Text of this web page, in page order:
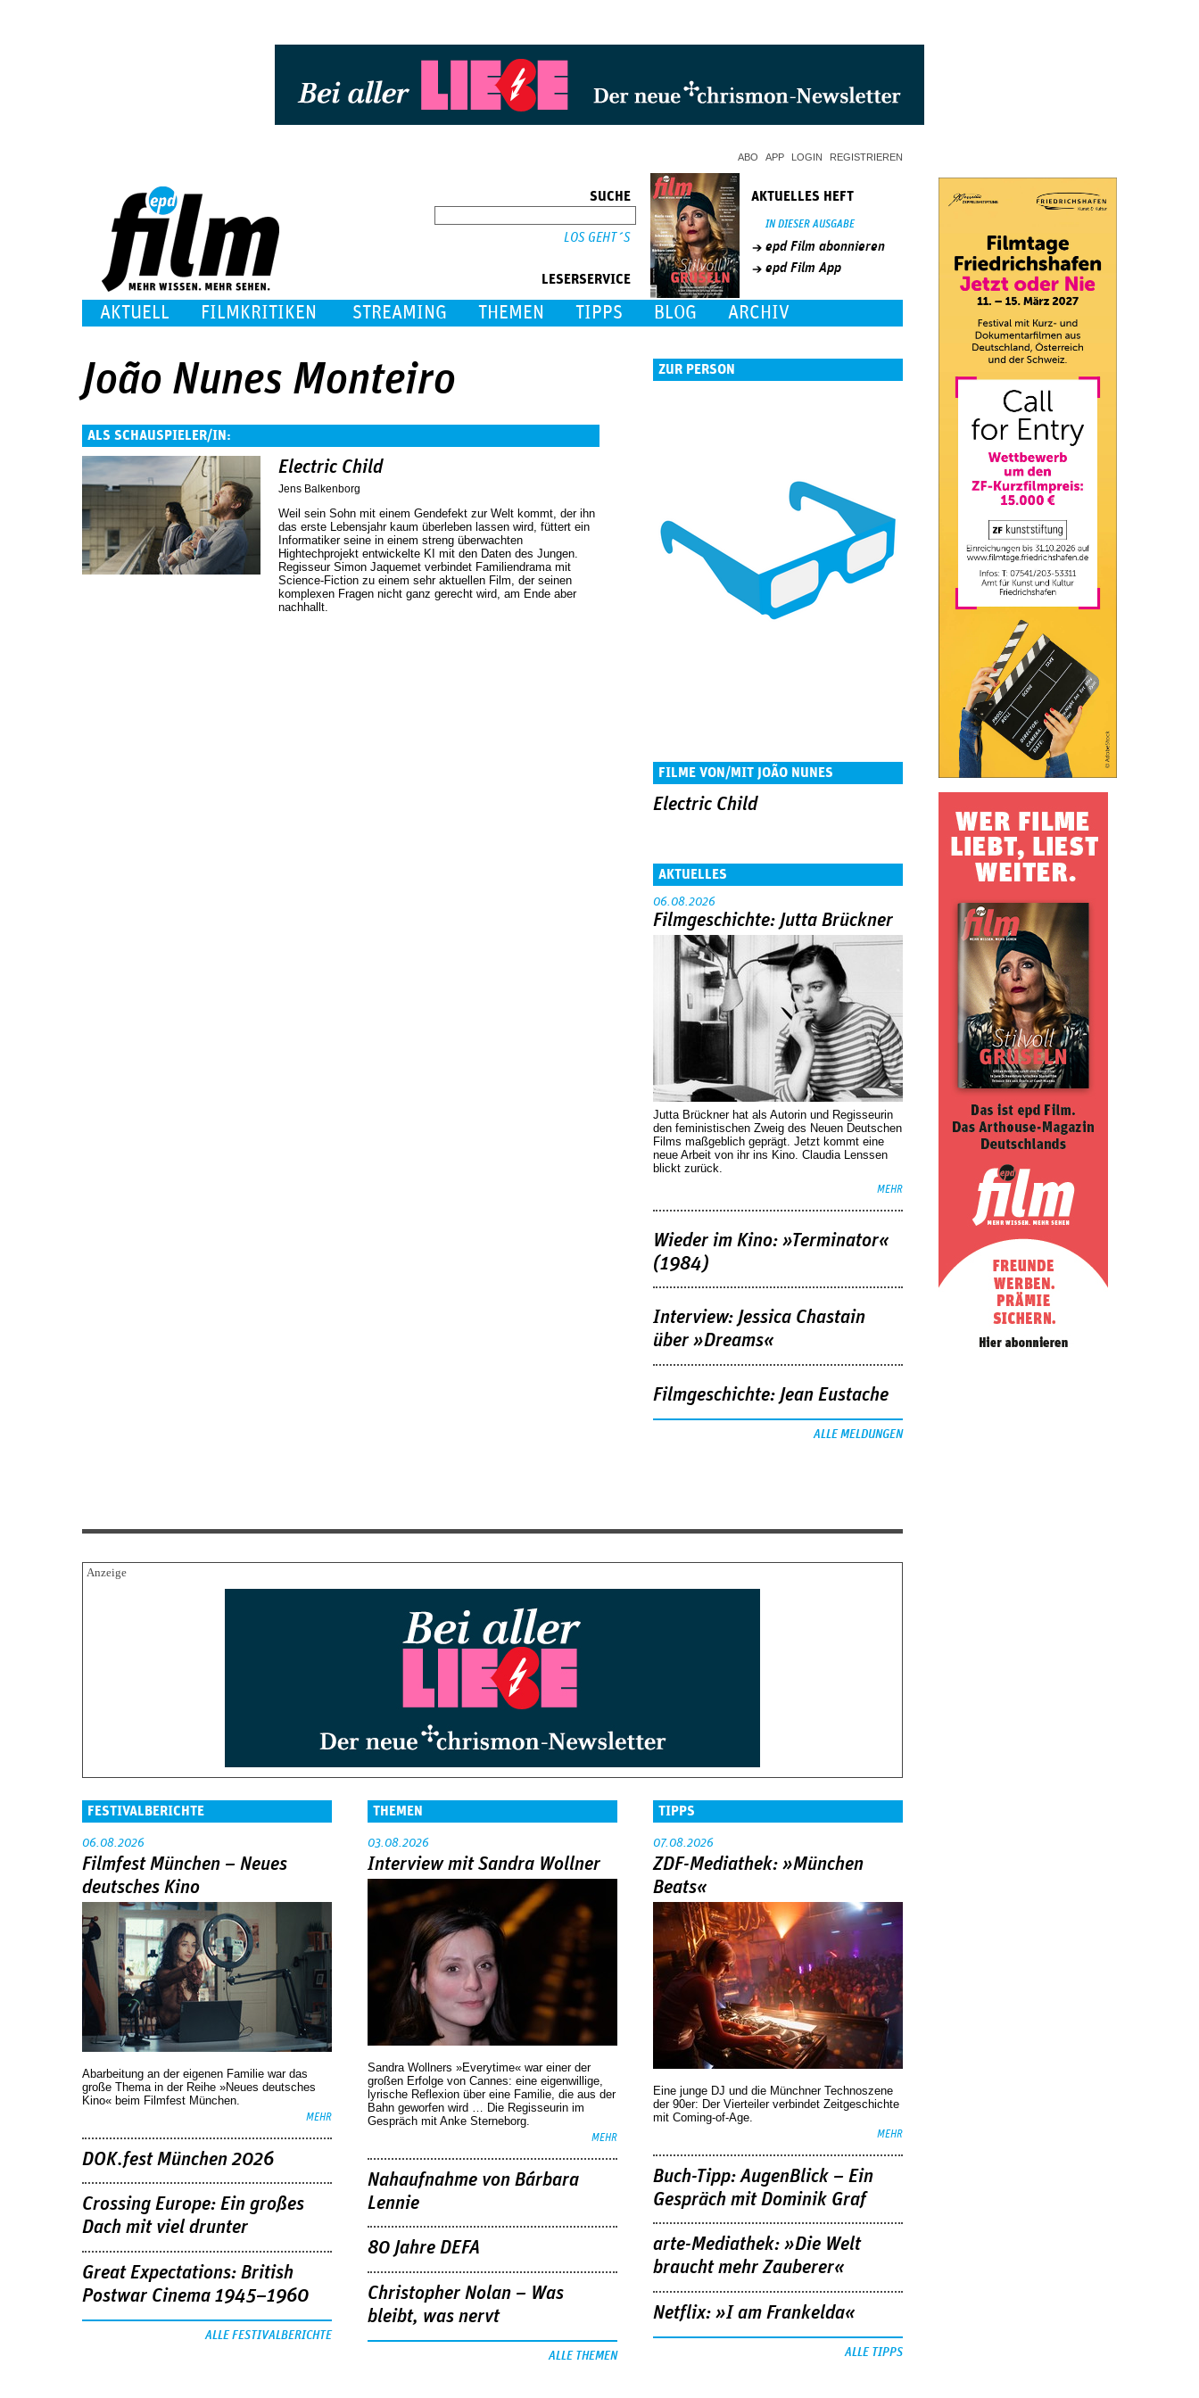
ABO APP LOGIN REGISTRIEREN
SUCHE
LESERSERVICE
AKTUELLES HEFT
IN DIESER AUSGABE
epd Film abonnieren
epd Film App
AKTUELL FILMKRITIKEN STREAMING THEMEN TIPPS BLOG ARCHIV
João Nunes Monteiro
ALS SCHAUSPIELER/IN:
Electric Child
Jens Balkenborg
Weil sein Sohn mit einem Gendefekt zur Welt kommt, der ihn
das erste Lebensjahr kaum überleben lassen wird, füttert ein
Informatiker seine in einem streng überwachten
Hightechprojekt entwickelte KI mit den Daten des Jungen.
Regisseur Simon Jaquemet verbindet Familiendrama mit
Science-Fiction zu einem sehr aktuellen Film, der seinen
komplexen Fragen nicht ganz gerecht wird, am Ende aber
nachhallt.
ZUR PERSON
FILME VON/MIT JOÃO NUNES
MONTEIRO
Electric Child
AKTUELLES
06.08.2026
Filmgeschichte: Jutta Brückner
Jutta Brückner hat als Autorin und Regisseurin
den feministischen Zweig des Neuen Deutschen
Films maßgeblich geprägt. Jetzt kommt eine
neue Arbeit von ihr ins Kino. Claudia Lenssen
blickt zurück.
MEHR
Wieder im Kino: »Terminator«
(1984)
Interview: Jessica Chastain
über »Dreams«
Filmgeschichte: Jean Eustache
ALLE MELDUNGEN
FESTIVALBERICHTE
06.08.2026
Filmfest München – Neues
deutsches Kino
Abarbeitung an der eigenen Familie war das
große Thema in der Reihe »Neues deutsches
Kino« beim Filmfest München.
MEHR
DOK.fest München 2026
Crossing Europe: Ein großes
Dach mit viel drunter
Great Expectations: British
Postwar Cinema 1945–1960
ALLE FESTIVALBERICHTE
THEMEN
03.08.2026
Interview mit Sandra Wollner
Sandra Wollners »Everytime« war einer der
großen Erfolge von Cannes: eine eigenwillige,
lyrische Reflexion über eine ­Familie, die aus der
Bahn geworfen wird … Die Regisseurin im
Gespräch mit Anke Sterneborg.
MEHR
Nahaufnahme von Bárbara
Lennie
80 Jahre DEFA
Christopher Nolan – Was
bleibt, was nervt
ALLE THEMEN
TIPPS
07.08.2026
ZDF-Mediathek: »München
Beats«
Eine junge DJ und die Münchner Technoszene
der 90er: Der Vierteiler verbindet Zeitgeschichte
mit Coming-of-Age.
MEHR
Buch-Tipp: AugenBlick – Ein
Gespräch mit Dominik Graf
arte-Mediathek: »Die Welt
braucht mehr Zauberer«
Netflix: »I am Frankelda«
ALLE TIPPS